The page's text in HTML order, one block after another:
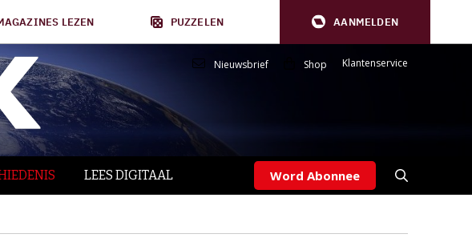
LEZEN PUZZELEN AANMELDEN
Nieuwsbrief Shop Klantenservice
LEES DIGITAAL Word Abonnee